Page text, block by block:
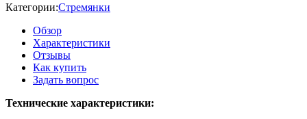
Категории:Стремянки
Обзор
Характеристики
Отзывы
Как купить
Задать вопрос
Технические характеристики: